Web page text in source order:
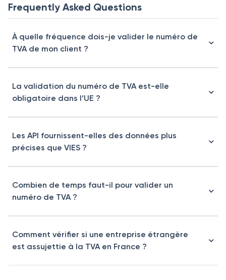
Frequently Asked Questions
À quelle fréquence dois-je valider le numéro de
TVA de mon client ?
La validation du numéro de TVA est-elle
obligatoire dans l’UE ?
Les API fournissent-elles des données plus
précises que VIES ?
Combien de temps faut-il pour valider un
numéro de TVA ?
Comment vérifier si une entreprise étrangère
est assujettie à la TVA en France ?